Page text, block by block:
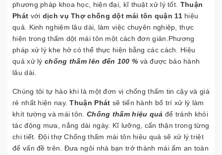
phương pháp khoa học, hiện đại, kĩ thuật xử lý tốt. Thuận
Phát với dịch vụ Thợ chống dột mái tôn quận 11hiệu
quả. Kinh nghiệm lâu dài, làm việc chuyên nghiệp, thực
hiện trong thấm dột mái tôn một cách đơn giản.Phương
pháp xử lý khe hở có thể thực hiện bằng các cách. Hiệu
quả xử lý chống thấm lên đến 100 % và được bảo hành
lâu dài.
Chúng tôi tự hào khi là một đơn vị chống thấm tin cậy và giá
rẻ nhất hiện nay.Thuận Phát sẽ tiến hành bố trí xử lý làm
khít tường và mái tôn. Chống thấm hiệu quả để tránh khỏi
tác động mưa, nắng dài ngày. Kĩ lưỡng, cẩn thận trong từng
chi tiết. Đội thợ Chống thấm mái tôn hiệu quả sẽ xử lý triệt
để vấn đề trên. Đưa ngôi nhà bạn trở thành mái ấm an toàn